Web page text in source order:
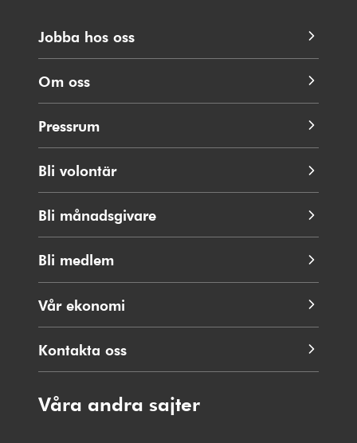
Jobba hos oss
Om oss
Pressrum
Bli volontär
Bli månadsgivare
Bli medlem
Vår ekonomi
Kontakta oss
Våra andra sajter